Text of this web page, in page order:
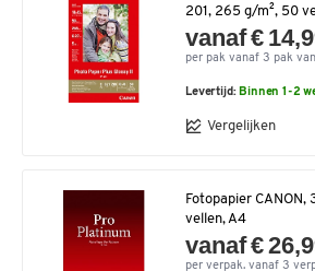
201, 265 g/m², 50
vanaf €
per pak vanaf 3 pak
Levertijd: Binnen 1-2
Vergelijken
Fotopapier CANON,
vellen, A4
vanaf €
per verpak. vanaf 3